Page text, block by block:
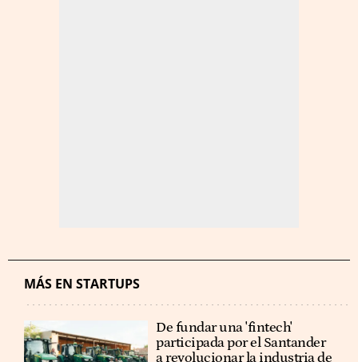
MÁS EN STARTUPS
De fundar una 'fintech'
participada por el Santander
a revolucionar la industria de